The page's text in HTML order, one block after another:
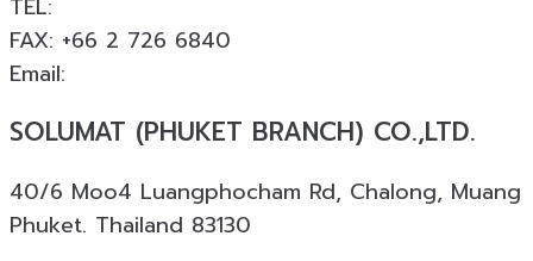
TEL:
FAX: +66 2 726 6840
Email:
SOLUMAT (PHUKET BRANCH) CO.,LTD.
40/6 Moo4 Luangphocham Rd, Chalong, Muang
Phuket. Thailand 83130